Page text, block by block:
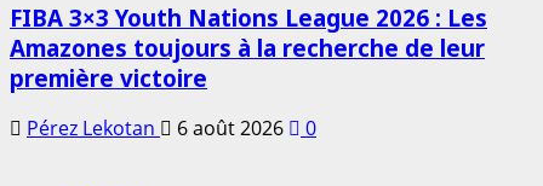
FIBA 3×3 Youth Nations League 2026 : Les
Amazones toujours à la recherche de leur
première victoire
Pérez Lekotan 6 août 2026 0